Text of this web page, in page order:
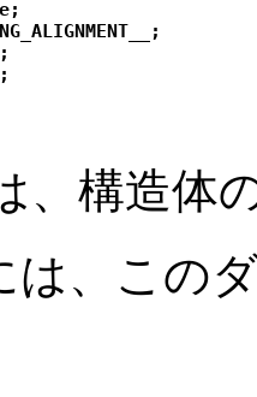
、構造体
は、この